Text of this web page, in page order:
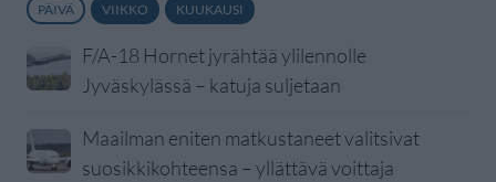
PÄIVÄ VIIKKO KUUKAUSI
F/A-18 Hornet jyrähtää ylilennolle
Jyväskylässä – katuja suljetaan
Maailman eniten matkustaneet valitsivat
suosikkikohteensa – yllättävä voittaja